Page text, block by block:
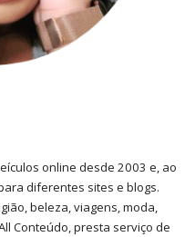
online desde 2003 e, ao
diferentes sites e blogs.
beleza, viagens, moda,
Conteúdo, presta serviço de